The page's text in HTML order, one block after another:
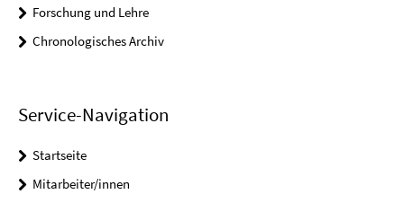
Forschung und Lehre
Chronologisches Archiv
Service-Navigation
Startseite
Mitarbeiter/innen